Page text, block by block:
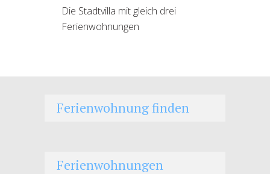
Die Stadtvilla mit gleich drei
Ferienwohnungen
Ferienwohnung finden
Ferienwohnungen